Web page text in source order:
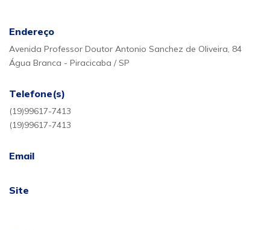
Endereço
Avenida Professor Doutor Antonio Sanchez de Oliveira, 84
Água Branca - Piracicaba / SP
Telefone(s)
(19)99617-7413
(19)99617-7413
Email
Site